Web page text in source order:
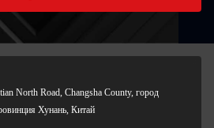
North Road, Changsha County, город
Хунань, Китай